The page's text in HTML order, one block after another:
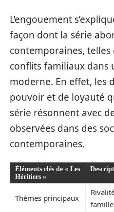
L’engouement
façon dont la série
contemporaines,
conflits familiaux dans
moderne. En effet, les
pouvoir et de loyauté
série résonnent avec
observées dans des
contemporaines.
Éléments clés de « Les
Héritiers »
Thèmes principaux
famille